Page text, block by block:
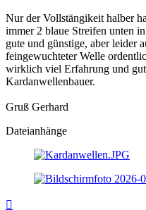
Nur der Vollstängikeit halber
immer 2 blaue Streifen unten
gute und günstige, aber leider
feingewuchteter Welle
wirklich viel Erfahrung und
Kardanwellenbauer.
Gruß Gerhard
Dateianhänge